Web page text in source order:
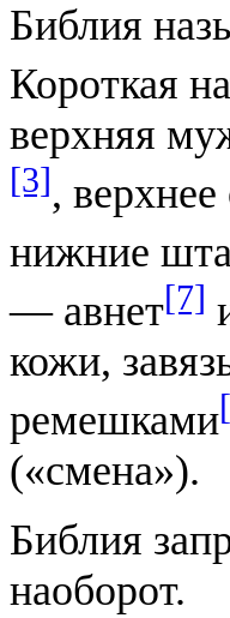
Библия
Короткая
верхняя
[3],
нижние
— авнет[7]
кожи,
ремешками
(«смена»).
Библия
наоборот.